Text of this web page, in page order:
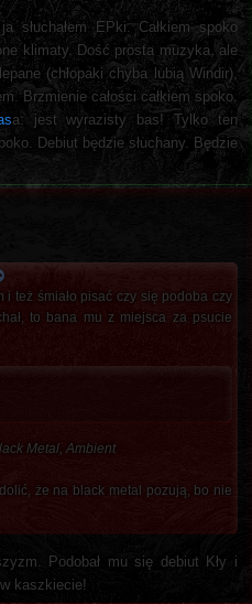
EPki. Całkiem spoko
klimaty. Dość prosta muzyka, ale
(chłopaki chyba lubią Windir),
Brzmienie całości całkiem spoko.
a: jest wyrazisty bas! Tylko ten
Debiut będzie słuchany. Będzie
też śmiało pisać czy się podoba czy
to bana mu z miejsca za psucie
Metal, Ambient
że na black metal pozują, bo nie
Podobał mu się debiut Kły i
kaszkiecie!